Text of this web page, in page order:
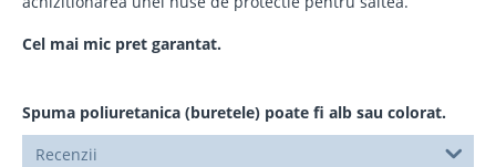
Cel mai mic pret garantat.
Spuma poliuretanica (buretele) poate fi alb sau colorat.
Recenzii